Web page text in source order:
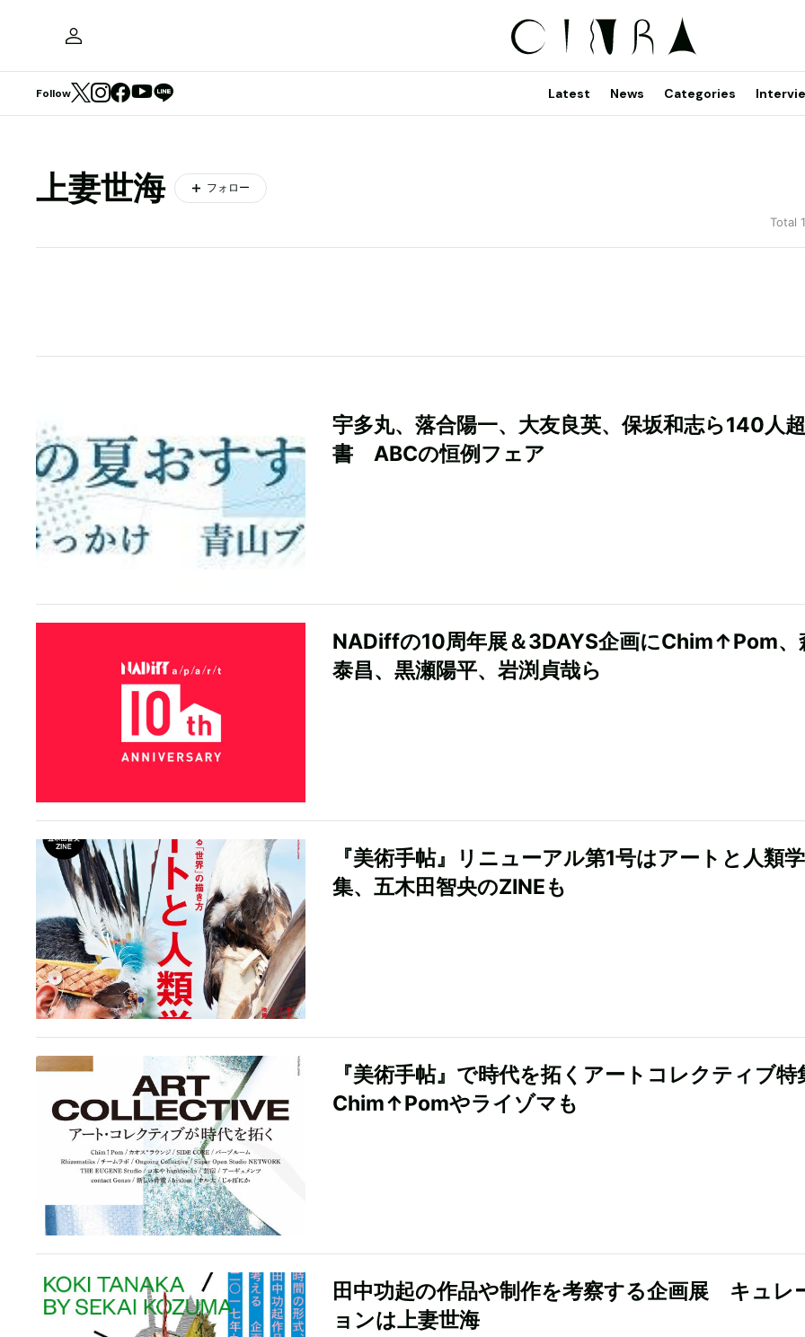
Follow Latest News Categories
上妻世海 フォロー
Total
宇多丸、落合陽一、大友良英、保坂和志ら140人
書 ABCの恒例フェア
NADiffの10周年展＆3DAYS企画にChim↑Pom、
泰昌、黒瀬陽平、岩渕貞哉ら
『美術手帖』リニューアル第1号はアートと人類
集、五木田智央のZINEも
『美術手帖』で時代を拓くアートコレクティブ
Chim↑Pomやライゾマも
田中功起の作品や制作を考察する企画展 キュレ
ョンは上妻世海